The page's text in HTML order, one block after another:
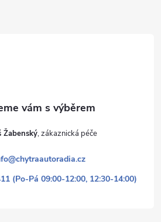
Žabenský
@chytraautoradia.cz
(Po-Pá 09:00-12:00, 12:30-14:00)